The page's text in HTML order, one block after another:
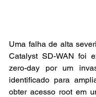
Uma falha de alta
Catalyst SD-WAN foi
zero-day por um
identificado para
obter acesso root em